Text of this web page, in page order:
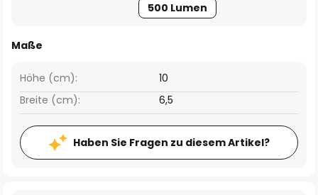
500 Lumen
Maße
Breite (cm): 6,5
Höhe (cm): 10
Haben Sie Fragen zu diesem Artikel?